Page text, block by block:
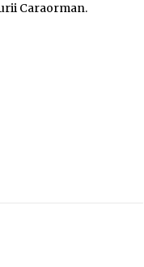
Caraorman.